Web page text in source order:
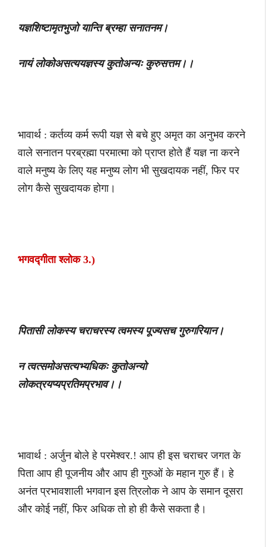
यज्ञशिष्टामृतभुजो यान्ति ब्रम्हा सनातनम।
नायं लोकोअसत्ययज्ञस्य कुतोअन्यः कुरुसत्तम।।
भावार्थ : कर्तव्य कर्म रूपी यज्ञ से बचे हुए अमृत का अनुभव करने
वाले सनातन परब्रह्मा परमात्मा को प्राप्त होते हैं यज्ञ ना करने
वाले मनुष्य के लिए यह मनुष्य लोग भी सुखदायक नहीं, फिर पर
लोग कैसे सुखदायक होगा।
भगवद्गीता श्लोक 3.)
पितासी लोकस्य चराचरस्य त्वमस्य पूज्यसच गुरुगरियान।
न त्वत्समोअसत्यभ्यधिकः कुतोअन्यो
लोकत्रयप्यप्रतिमप्रभाव।।
भावार्थ : अर्जुन बोले हे परमेश्वर.! आप ही इस चराचर जगत के
पिता आप ही पूजनीय और आप ही गुरुओं के महान गुरु हैं। हे
अनंत प्रभावशाली भगवान इस त्रिलोक ने आप के समान दूसरा
और कोई नहीं, फिर अधिक तो हो ही कैसे सकता है।